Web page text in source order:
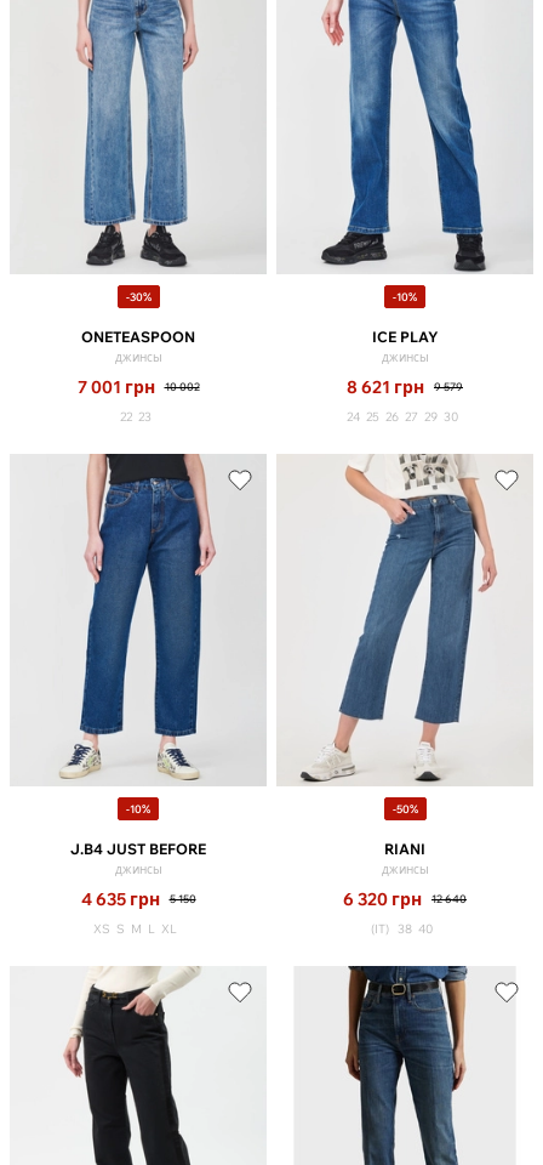
-30%
ONETEASPOON
джинсы
7 001 грн 10 002
22 23
-10%
ICE PLAY
джинсы
8 621 грн 9 579
24 25 26 27 29 30
-10%
J.B4 JUST BEFORE
джинсы
4 635 грн 5 150
XS S M L XL
-50%
RIANI
джинсы
6 320 грн 12 640
(IT) 38 40